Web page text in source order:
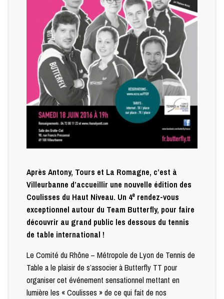
Après Antony, Tours et La Romagne, c’est à
Villeurbanne d’accueillir une nouvelle édition des
Coulisses du Haut Niveau. Un 4e rendez-vous
exceptionnel autour du Team Butterfly, pour faire
découvrir au grand public les dessous du tennis
de table international !
Le Comité du Rhône – Métropole de Lyon de Tennis de
Table a le plaisir de s’associer à Butterfly TT pour
organiser cet événement sensationnel mettant en
lumière les « Coulisses » de ce qui fait de nos